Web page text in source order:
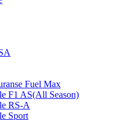
Fuel Max
F1 AS(All Season)
RS-A
Sport